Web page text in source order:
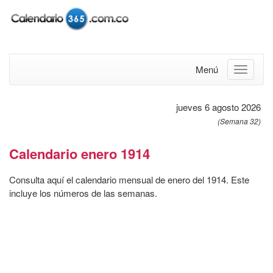
Menú
jueves 6 agosto 2026
(Semana 32)
Calendario enero 1914
Consulta aquí el calendario mensual de enero del 1914. Este
incluye los números de las semanas.